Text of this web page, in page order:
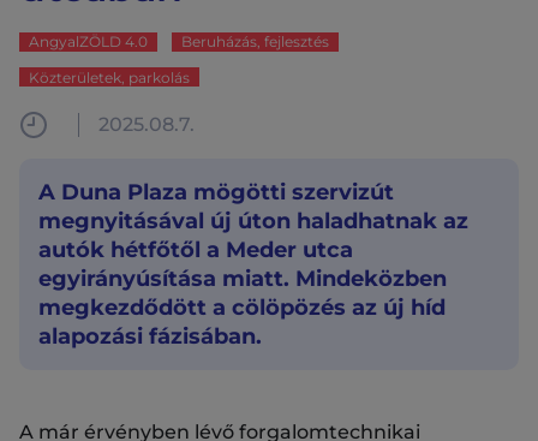
AngyalZÖLD 4.0
Beruházás, fejlesztés
Közterületek, parkolás
2025.08.7.
A Duna Plaza mögötti szervizút
megnyitásával új úton haladhatnak az
autók hétfőtől a Meder utca
egyirányúsítása miatt. Mindeközben
megkezdődött a cölöpözés az új híd
alapozási fázisában.
A már érvényben lévő forgalomtechnikai